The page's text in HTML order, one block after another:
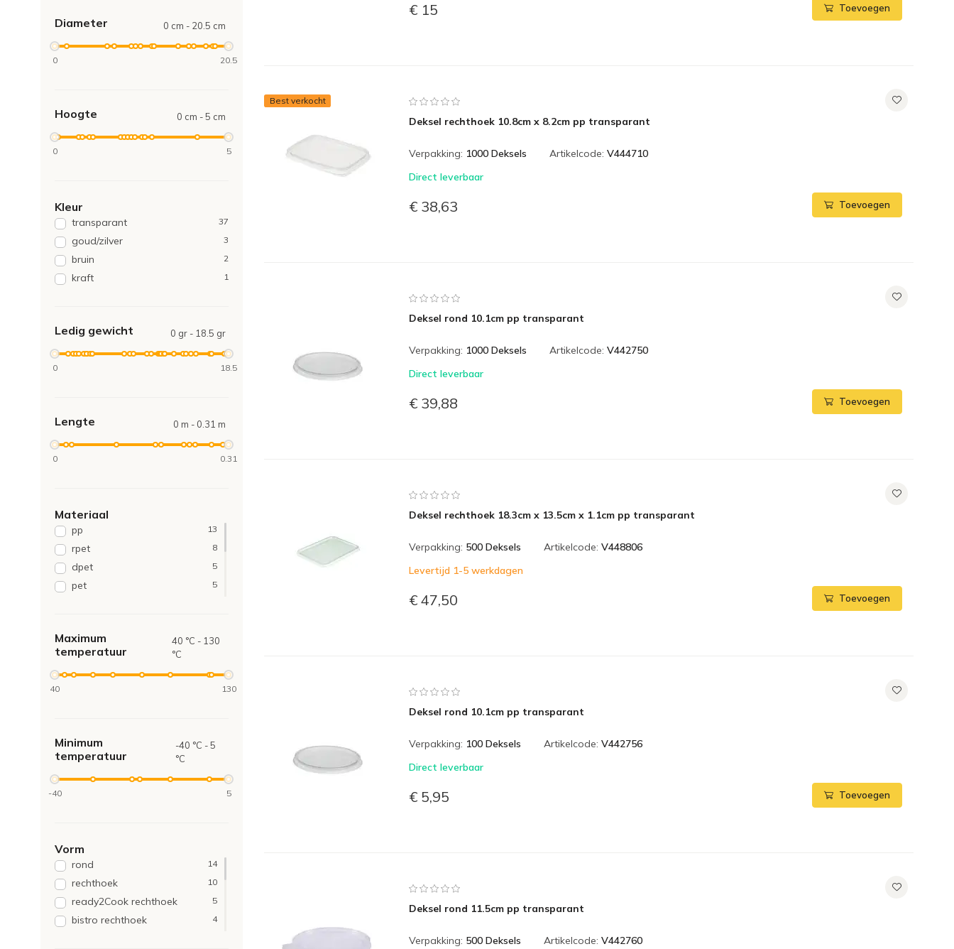
Diameter 0 cm - 20.5 cm
0 20.5
Hoogte 0 cm - 5 cm
0 5
Kleur
transparant 37
goud/zilver 3
bruin 2
kraft 1
Ledig gewicht 0 gr - 18.5 gr
0 18.5
Lengte 0 m - 0.31 m
0 0.31
Materiaal
pp 13
rpet 8
dpet 5
pet 5
kraft 1
papier
ps 1
Maximum
temperatuur
40 °C - 130
°C
40 130
Minimum
temperatuur
-40 °C - 5
°C
-40 5
Vorm
rond 14
rechthoek 10
ready2Cook rechthoek 5
bistro rechthoek 4
€ 15 Toevoegen
Best verkocht
Deksel rechthoek 10.8cm x 8.2cm pp transparant
Verpakking: 1000 Deksels Artikelcode: V444710
Direct leverbaar
€ 38,63 Toevoegen
Deksel rond 10.1cm pp transparant
Verpakking: 1000 Deksels Artikelcode: V442750
Direct leverbaar
€ 39,88 Toevoegen
Deksel rechthoek 18.3cm x 13.5cm x 1.1cm pp transparant
Verpakking: 500 Deksels Artikelcode: V448806
Levertijd 1-5 werkdagen
€ 47,50 Toevoegen
Deksel rond 10.1cm pp transparant
Verpakking: 100 Deksels Artikelcode: V442756
Direct leverbaar
€ 5,95 Toevoegen
Deksel rond 11.5cm pp transparant
Verpakking: 500 Deksels Artikelcode: V442760